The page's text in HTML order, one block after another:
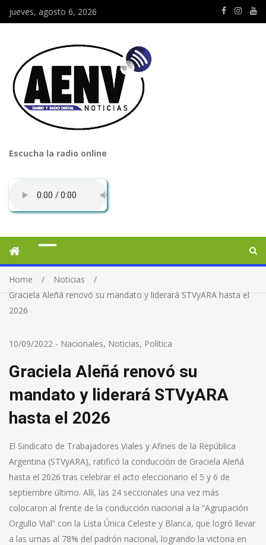
jueves, agosto 6, 2026
Escucha la radio online
Home
Noticias
Graciela Aleñá renovó su mandato y liderará STVyARA hasta el
2026
10/09/2022 - Nacionales, Noticias, Política
Graciela Aleñá renovó su
mandato y liderará STVyARA
hasta el 2026
El Sindicato de Trabajadores Viales y Afines de la República
Argentina (STVyARA), ratificó la conducción de Graciela Aleñá
hasta el 2026 tras celebrar el acto eleccionario el 5 y 6 de
septiembre último. Allí, las 24 seccionales una vez más
colocaron al frente de la conducción nacional a la “Agrupación
Orgullo Vial” con la Lista Única Celeste y Blanca, que logró llevar
a las urnas al 78% del padrón nacional, logrando la victoria en